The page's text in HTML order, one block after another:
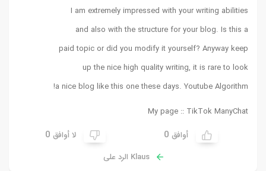
I am extremely impressed with your writing abilities
and also with the structure for your blog. Is this a
paid topic or did you modify it yourself? Anyway keep
up the nice high quality writing, it is rare to look
a nice blog like this one these days. Youtube Algorithm
!
My page :: TikTok ManyChat
أوافق 0 لا أوافق 0
Klaus الرد على